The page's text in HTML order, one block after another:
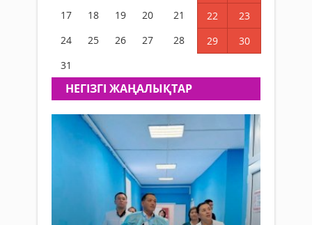
17
18 19 20 21 22
23
24
25 26 27 28 29
30
31
НЕГIЗГI ЖАҢАЛЫҚТАР